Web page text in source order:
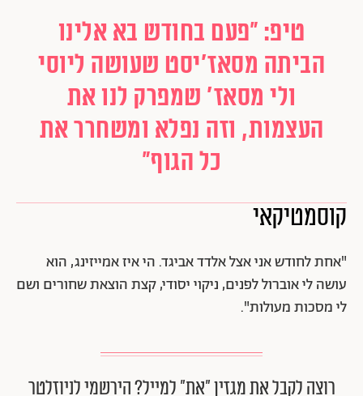
טיפ: "פעם בחודש בא אלינו
הביתה מסאז'יסט שעושה ליוסי
ולי מסאז' שמפרק לנו את
העצמות, וזה נפלא ומשחרר את
כל הגוף"
קוסמטיקאי
"אחת לחודש אני אצל אלדד אביגד. הי איז אמייזינג, הוא
עושה לי אוברול לפנים, ניקוי יסודי, קצת הוצאת שחורים ושם
לי מסכות מעולות".
רוצה לקבל את מגזין ״את״ למייל? הירשמי לניוזלטר